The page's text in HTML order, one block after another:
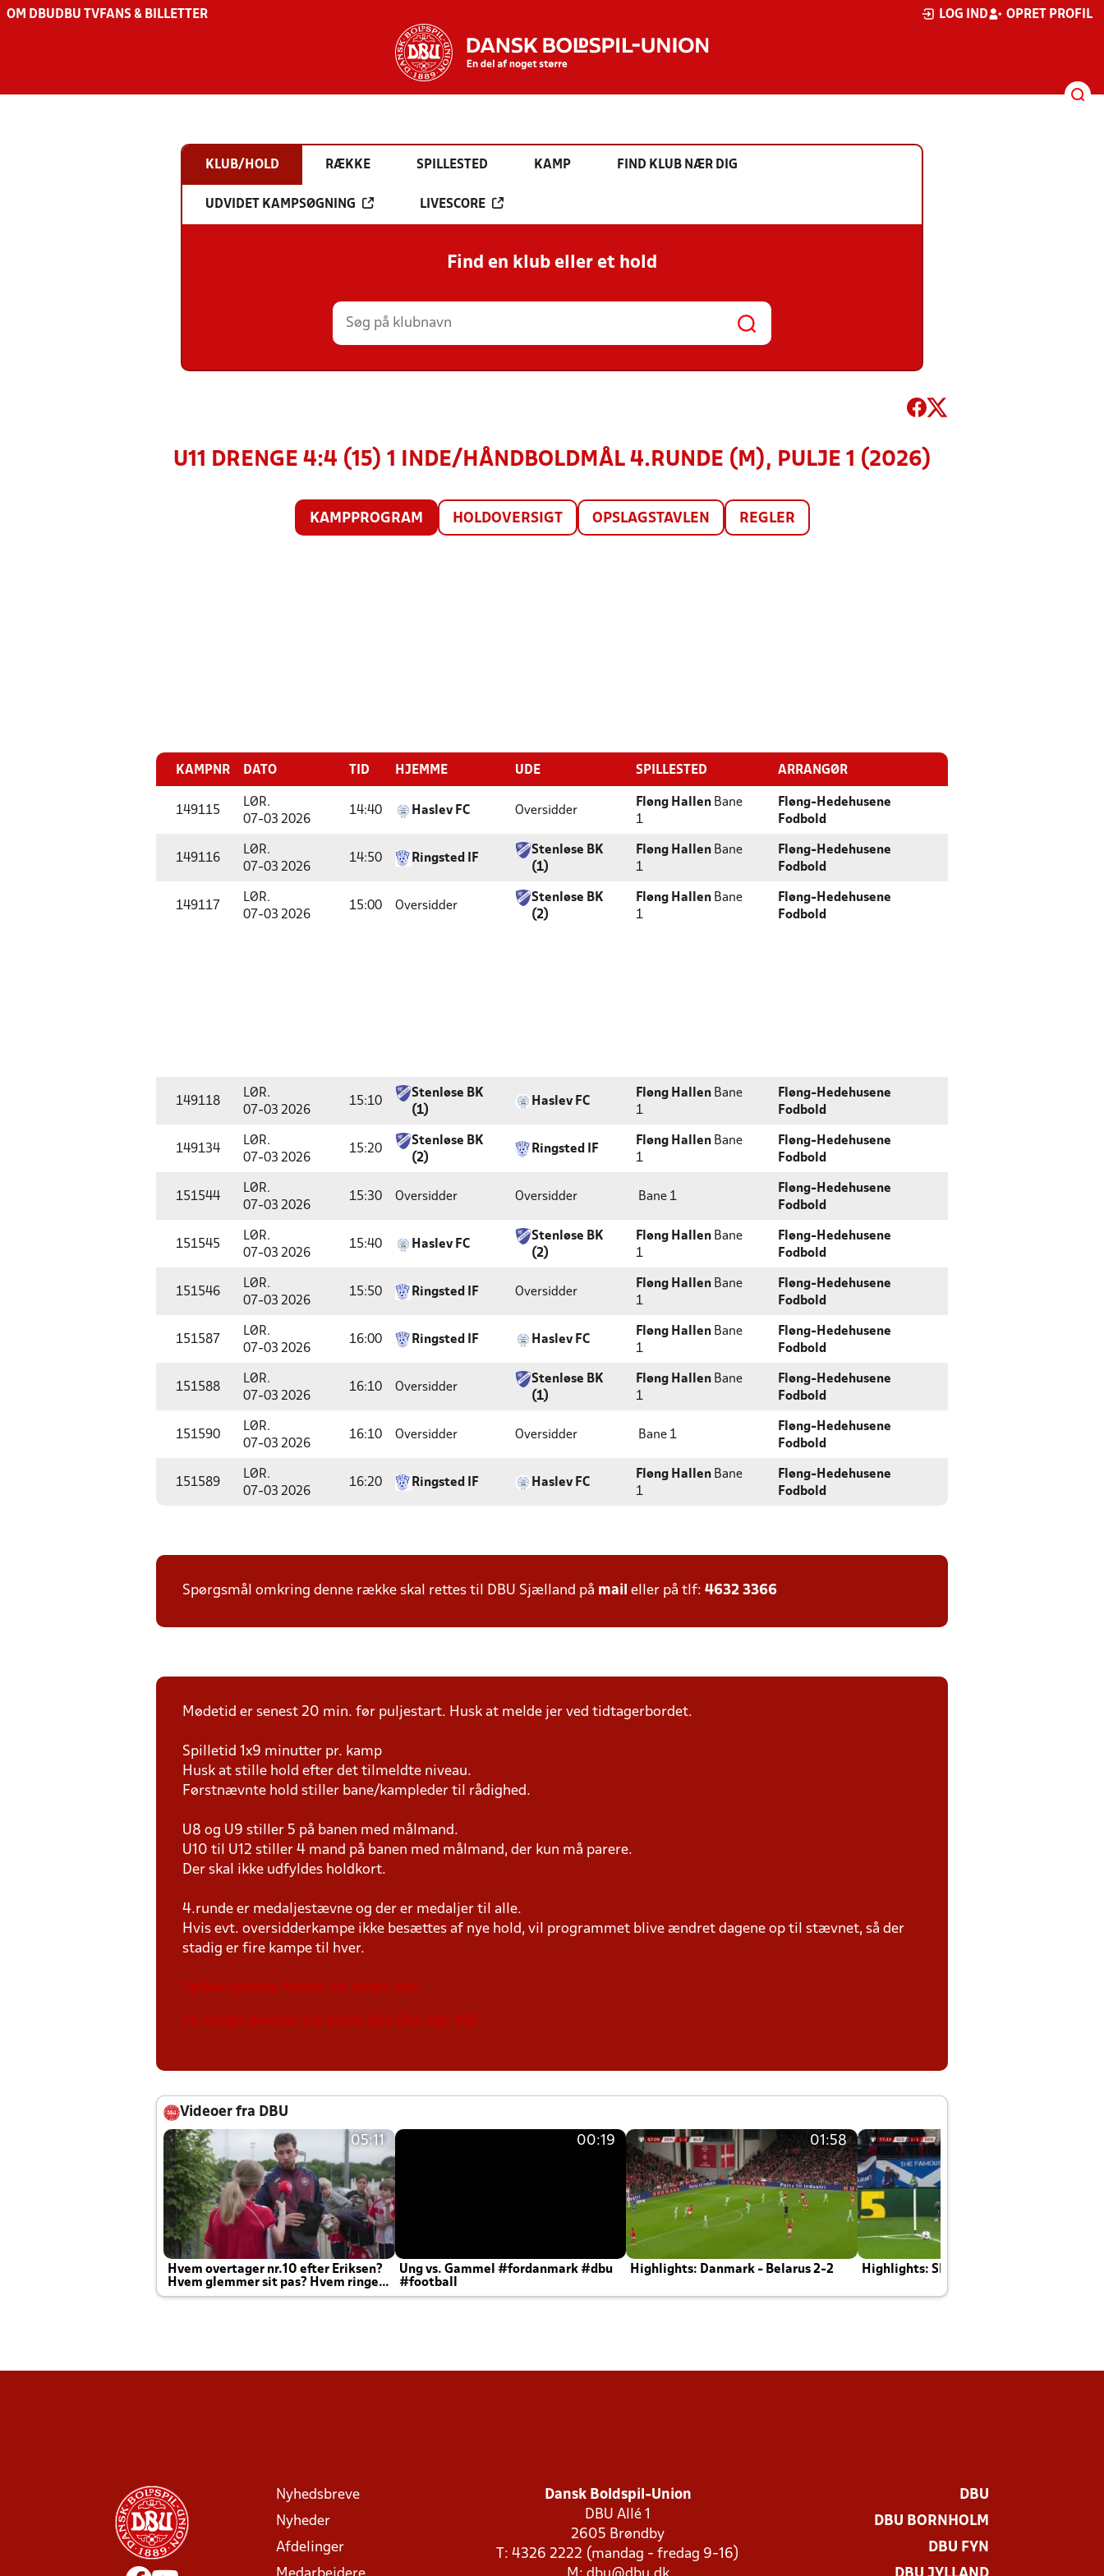
OM DBU DBU TV FANS & BILLETTER LOG IND OPRET PROFIL
KLUB/HOLD RÆKKE SPILLESTED KAMP FIND KLUB NÆR DIG
UDVIDET KAMPSØGNING LIVESCORE
Find en klub eller et hold
U11 DRENGE 4:4 (15) 1 INDE/HÅNDBOLDMÅL 4.RUNDE (M), PULJE 1 (2026)
KAMPPROGRAM HOLDOVERSIGT OPSLAGSTAVLEN REGLER
KAMPNR DATO TID HJEMME UDE SPILLESTED ARRANGØR
149115
LØR.
07-03 2026
14:40 Haslev FC Oversidder
Fløng Hallen Bane
1
Fløng-Hedehusene
Fodbold
149116
LØR.
07-03 2026
14:50 Ringsted IF
Stenløse BK
(1)
Fløng Hallen Bane
1
Fløng-Hedehusene
Fodbold
149117
LØR.
07-03 2026
15:00 Oversidder
Stenløse BK
(2)
Fløng Hallen Bane
1
Fløng-Hedehusene
Fodbold
149118
LØR.
07-03 2026
15:10
Stenløse BK
(1)
Haslev FC
Fløng Hallen Bane
1
Fløng-Hedehusene
Fodbold
149134
LØR.
07-03 2026
15:20
Stenløse BK
(2)
Ringsted IF
Fløng Hallen Bane
1
Fløng-Hedehusene
Fodbold
151544
LØR.
07-03 2026
15:30 Oversidder Oversidder Bane 1
Fløng-Hedehusene
Fodbold
151545
LØR.
07-03 2026
15:40 Haslev FC
Stenløse BK
(2)
Fløng Hallen Bane
1
Fløng-Hedehusene
Fodbold
151546
LØR.
07-03 2026
15:50 Ringsted IF Oversidder
Fløng Hallen Bane
1
Fløng-Hedehusene
Fodbold
151587
LØR.
07-03 2026
16:00 Ringsted IF Haslev FC
Fløng Hallen Bane
1
Fløng-Hedehusene
Fodbold
151588
LØR.
07-03 2026
16:10 Oversidder
Stenløse BK
(1)
Fløng Hallen Bane
1
Fløng-Hedehusene
Fodbold
151590
LØR.
07-03 2026
16:10 Oversidder Oversidder Bane 1
Fløng-Hedehusene
Fodbold
151589
LØR.
07-03 2026
16:20 Ringsted IF Haslev FC
Fløng Hallen Bane
1
Fløng-Hedehusene
Fodbold
Spørgsmål omkring denne række skal rettes til DBU Sjælland på mail eller på tlf: 4632 3366
Mødetid er senest 20 min. før puljestart. Husk at melde jer ved tidtagerbordet.
Spilletid 1x9 minutter pr. kamp
Husk at stille hold efter det tilmeldte niveau.
Førstnævnte hold stiller bane/kampleder til rådighed.
U8 og U9 stiller 5 på banen med målmand.
U10 til U12 stiller 4 mand på banen med målmand, der kun må parere.
Der skal ikke udfyldes holdkort.
4.runde er medaljestævne og der er medaljer til alle.
Hvis evt. oversidderkampe ikke besættes af nye hold, vil programmet blive ændret dagene op til stævnet, så der
stadig er fire kampe til hver.
Spillereglerne findes via dette link.
Se ledige pladser via dette link (fra uge 43).
Videoer fra DBU
05:11
Hvem overtager nr.10 efter Eriksen?
Hvem glemmer sit pas? Hvem ringer
Joachim altid til efter kampe?
00:19
Ung vs. Gammel #fordanmark #dbu
#football
01:58
Highlights: Danmark - Belarus 2-2 Highlights: Skotland - Danmark 4-2
Nyhedsbreve
Nyheder
Afdelinger
Dansk Boldspil-Union
DBU Allé 1
2605 Brøndby
T: 4326 2222 (mandag - fredag 9-16)
DBU
DBU BORNHOLM
DBU FYN